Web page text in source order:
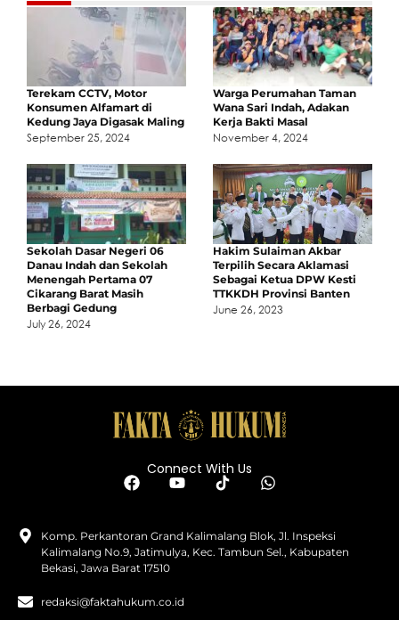
Terekam CCTV, Motor
Konsumen Alfamart di
Kedung Jaya Digasak Maling
September 25, 2024
Warga Perumahan Taman
Wana Sari Indah, Adakan
Kerja Bakti Masal
November 4, 2024
Sekolah Dasar Negeri 06
Danau Indah dan Sekolah
Menengah Pertama 07
Cikarang Barat Masih
Berbagi Gedung
July 26, 2024
Hakim Sulaiman Akbar
Terpilih Secara Aklamasi
Sebagai Ketua DPW Kesti
TTKKDH Provinsi Banten
June 26, 2023
Connect With Us
Komp. Perkantoran Grand Kalimalang Blok, Jl. Inspeksi
Kalimalang No.9, Jatimulya, Kec. Tambun Sel., Kabupaten
Bekasi, Jawa Barat 17510
redaksi@faktahukum.co.id